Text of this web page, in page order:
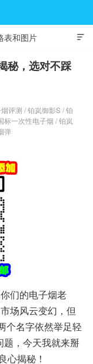

表和图片
秘，选对不踩
评测 /铂岚御影S/铂
标一次性电子烟 /铂岚
弹
们的电子烟老
场风云变幻，但
个名字依然举足轻
题，今天我就来掰
心揭秘！